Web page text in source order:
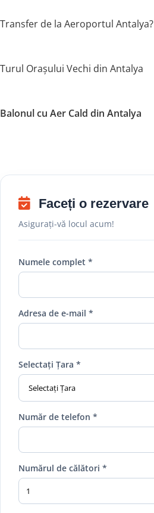
Transfer de la Aeroportul Antalya?
Turul Orașului Vechi din Antalya
Balonul cu Aer Cald din Antalya
Faceți o rezervare
Asigurați-vă locul acum!
Numele complet *
Adresa de e-mail *
Selectați Țara *
Număr de telefon *
Numărul de călători *